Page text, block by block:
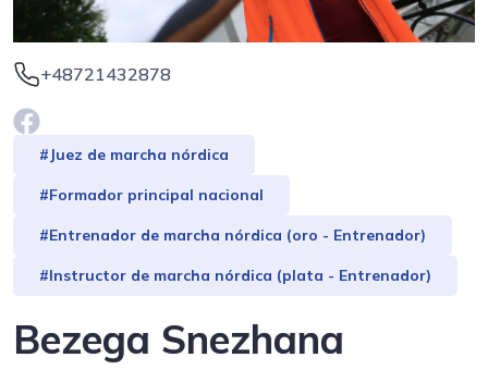
+48721432878
#Juez de marcha nórdica
#Formador principal nacional
#Entrenador de marcha nórdica (oro - Entrenador)
#Instructor de marcha nórdica (plata - Entrenador)
Bezega Snezhana